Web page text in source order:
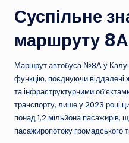
Суспільне
маршруту
Маршрут автобуса №8А у
функцію, поєднуючи віддалені
та інфраструктурними
транспорту, лише у 2023 році
понад 1,2 мільйона пасажирів,
пасажиропотоку громадського